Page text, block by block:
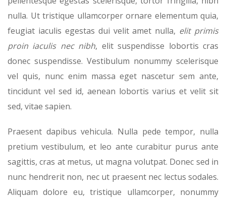
nulla. Ut tristique ullamcorper ornare elementum quia,
feugiat iaculis egestas dui velit amet nulla, elit primis
proin iaculis nec nibh, elit suspendisse lobortis cras
donec suspendisse. Vestibulum nonummy scelerisque
vel quis, nunc enim massa eget nascetur sem ante,
tincidunt vel sed id, aenean lobortis varius et velit sit
sed, vitae sapien.
Praesent dapibus vehicula. Nulla pede tempor, nulla
pretium vestibulum, et leo ante curabitur purus ante
sagittis, cras at metus, ut magna volutpat. Donec sed in
nunc hendrerit non, nec ut praesent nec lectus sodales.
Aliquam dolore eu, tristique ullamcorper, nonummy